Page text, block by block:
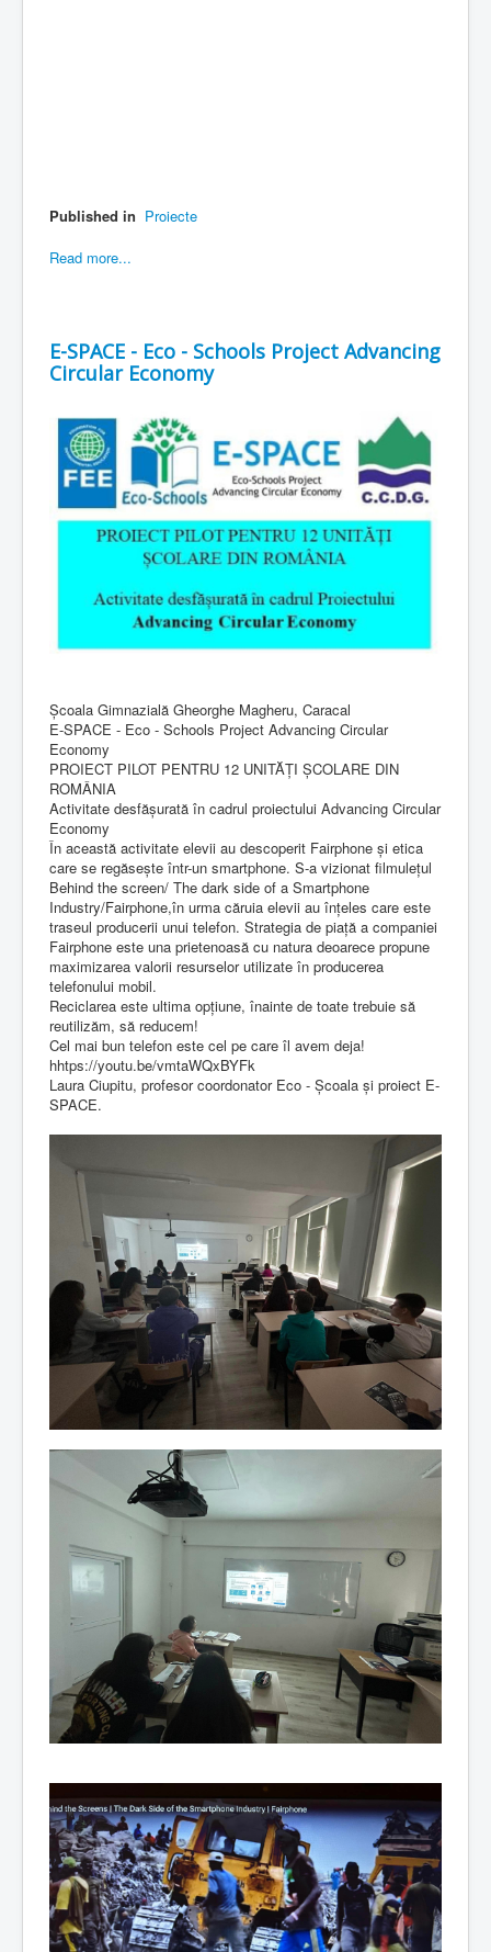
Published in Proiecte
Read more...
E-SPACE - Eco - Schools Project Advancing
Circular Economy
Școala Gimnazială Gheorghe Magheru, Caracal
E-SPACE - Eco - Schools Project Advancing Circular
Economy
PROIECT PILOT PENTRU 12 UNITĂȚI ȘCOLARE DIN
ROMÂNIA
Activitate desfășurată în cadrul proiectului Advancing Circular
Economy
În această activitate elevii au descoperit Fairphone și etica
care se regăsește într-un smartphone. S-a vizionat filmulețul
Behind the screen/ The dark side of a Smartphone
Industry/Fairphone,în urma căruia elevii au înțeles care este
traseul producerii unui telefon. Strategia de piață a companiei
Fairphone este una prietenoasă cu natura deoarece propune
maximizarea valorii resurselor utilizate în producerea
telefonului mobil.
Reciclarea este ultima opțiune, înainte de toate trebuie să
reutilizăm, să reducem!
Cel mai bun telefon este cel pe care îl avem deja!
hhtps://youtu.be/vmtaWQxBYFk
Laura Ciupitu, profesor coordonator Eco - Școala și proiect E-
SPACE.